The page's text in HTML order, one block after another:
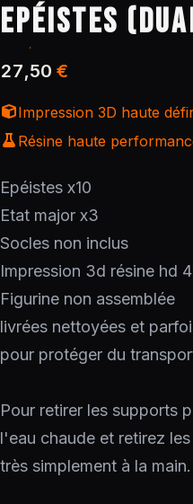
EPÉISTES
27,50 €
Impression 3D haute
Résine haute
Epéistes x10
Etat major x3
Socles non inclus
Impression 3d résine hd
Figurine non assemblée
livrées nettoyées et
pour protéger du
Pour retirer les supports
l'eau chaude et retirez les
très simplement à la main.